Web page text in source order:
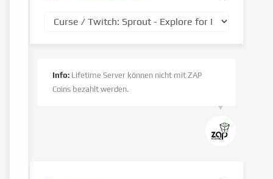
Info: Lifetime Server können nicht mit ZAP
Coins bezahlt werden.